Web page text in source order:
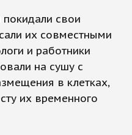
свои
их совместными
и работники
на сушу с
в клетках,
их временного